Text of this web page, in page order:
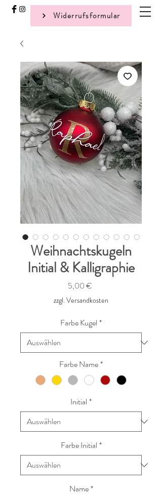
Widerrufsformular
Weihnachtskugeln
Initial & Kalligraphie
5,00 €Preis
zzgl. Versandkosten
Farbe Kugel *
Farbe Name*
Initial *
Farbe Initial *
Name*